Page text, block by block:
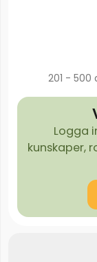
201 - 500
Logga
kunskaper,